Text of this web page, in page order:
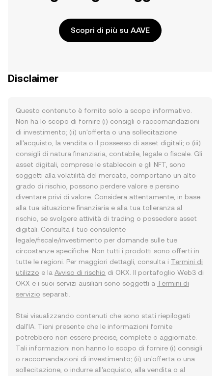
Scopri di più su AAVE
Disclaimer
Questo contenuto è fornito solo a scopo informativo.
Non ha lo scopo di fornire (i) consigli o raccomandazioni
di investimento; (ii) un'offerta o una sollecitazione
all'acquisto, la vendita o il possesso di asset digitali; o (iii)
consigli di natura finanziaria, contabile, legale o fiscale. Gli
asset digitali, comprese le stablecoin e gli NFT, sono
soggetti alla volatilità del mercato, comportano un alto
grado di rischio, possono perdere valore e persino
diventare privi di valore. Considera attentamente, in base
alla tua situazione finanziaria e alla tua tolleranza al
rischio, se svolgere attività di trading o possedere asset
digitali. Consulta il tuo consulente
legale/fiscale/investimento per domande sulle tue
circostanze specifiche. Non tutti i prodotti sono offerti in
tutte le regioni. Per maggiori dettagli, consulta i Termini di
utilizzo e la Avviso di rischio di OKX. Il portafoglio Web3 di
OKX e i suoi servizi ausiliari sono soggetti a Termini di
servizio separati.
Stai visualizzando contenuti che sono stati riepilogati
dall'IA. Tieni presente che le informazioni fornite
potrebbero non essere precise, complete o aggiornate.
Tali informazioni non hanno lo scopo di fornire (i) consigli
o raccomandazioni di investimento; (ii) un'offerta o una
sollecitazione, o indurre all'acquisto, alla vendita o al